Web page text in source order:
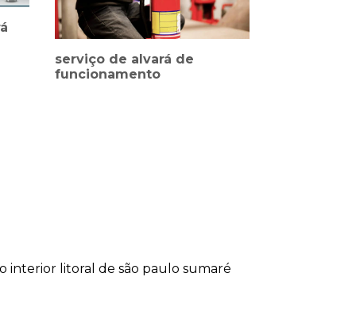
serviço de alvará de
funcionamento
interior litoral de são paulo sumaré